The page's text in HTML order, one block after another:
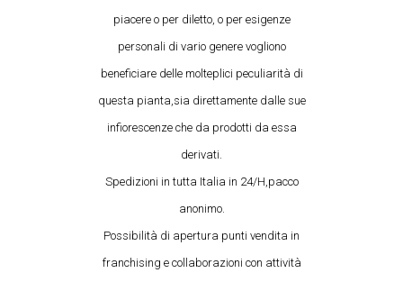
piacere o per diletto, o per esigenze
personali di vario genere vogliono
beneficiare delle molteplici peculiarità di
questa pianta,sia direttamente dalle sue
infiorescenze che da prodotti da essa
derivati.
Spedizioni in tutta Italia in 24/H,pacco
anonimo.
Possibilità di apertura punti vendita in
franchising e collaborazioni con attività